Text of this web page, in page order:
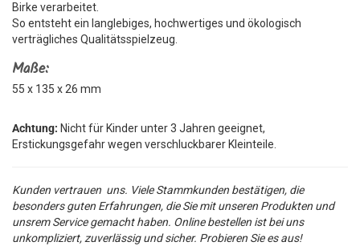
Birke verarbeitet.
So entsteht ein langlebiges, hochwertiges und ökologisch
verträgliches Qualitätsspielzeug.
Maße:
55 x 135 x 26 mm
Achtung: Nicht für Kinder unter 3 Jahren geeignet,
Erstickungsgefahr wegen verschluckbarer Kleinteile.
Kunden vertrauen uns. Viele Stammkunden bestätigen, die
besonders guten Erfahrungen, die Sie mit unseren Produkten und
unsrem Service gemacht haben. Online bestellen ist bei uns
unkompliziert, zuverlässig und sicher. Probieren Sie es aus!